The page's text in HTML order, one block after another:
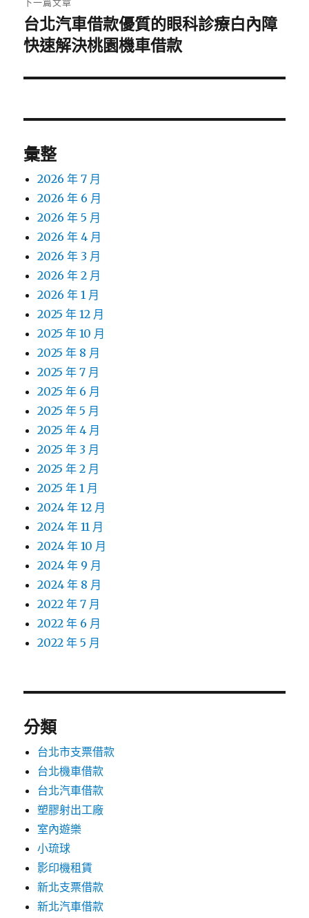
下
一
文
台北汽車借款優質的眼科診療白內障
快速解決桃園機車借款
彙整
2026 年 7 月
2026 年 6 月
2026 年 5 月
2026 年 4 月
2026 年 3 月
2026 年 2 月
2026 年 1 月
2025 年 12 月
2025 年 10 月
2025 年 8 月
2025 年 7 月
2025 年 6 月
2025 年 5 月
2025 年 4 月
2025 年 3 月
2025 年 2 月
2025 年 1 月
2024 年 12 月
2024 年 11 月
2024 年 10 月
2024 年 9 月
2024 年 8 月
2022 年 7 月
2022 年 6 月
2022 年 5 月
分類
台北市支票借款
台北機車借款
台北汽車借款
塑膠射出工廠
室內遊樂
小琉球
影印機租賃
新北支票借款
新北汽車借款